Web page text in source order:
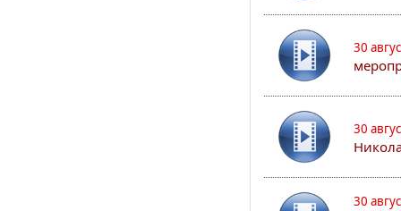
30
30
30